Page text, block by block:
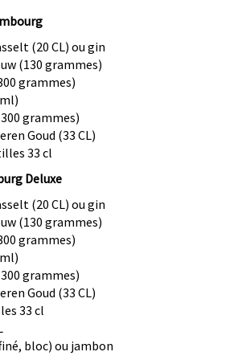
(20 CL) ou gin
(130 grammes)
grammes)
grammes)
Goud (33 CL)
33 cl
Deluxe
(20 CL) ou gin
(130 grammes)
grammes)
grammes)
Goud (33 CL)
33 cl
bloc) ou jambon
Non merci
inscrivez pour recevoir des
par e-mail et pouvez vous
à tout moment.